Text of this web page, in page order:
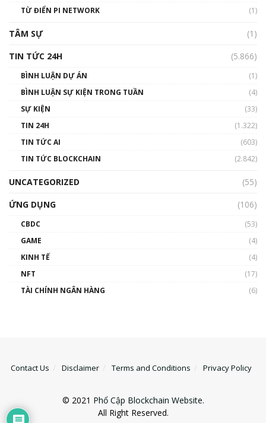
01:29:26
TỪ ĐIỂN PI NETWORK
(1)
TÂM SỰ
(1)
TIN TỨC 24H
(5.866)
BÌNH LUẬN DỰ ÁN
(1)
BÌNH LUẬN SỰ KIỆN TRONG TUẦN
(4)
SỰ KIỆN
(33)
TIN 24H
(1.322)
TIN TỨC AI
(603)
TIN TỨC BLOCKCHAIN
(2.842)
UNCATEGORIZED
(55)
ỨNG DỤNG
(106)
CBDC
(53)
GAME
(4)
KINH TẾ
(4)
NFT
(17)
TÀI CHÍNH NGÂN HÀNG
(6)
Contact Us Disclaimer Terms and Conditions Privacy Policy
© 2021 Phổ Cập Blockchain Website.
All Right Reserved.